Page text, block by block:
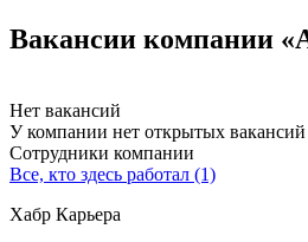
Вакансии компании
Нет вакансий
У компании нет открытых вакансий
Сотрудники компании
Все, кто здесь работал (1)
Хабр Карьера